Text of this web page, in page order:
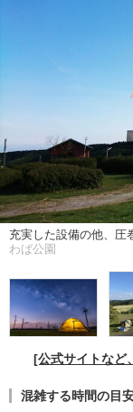
充実した設備の他、圧
わば公園
[公式サイトなど
混雑する時間の目